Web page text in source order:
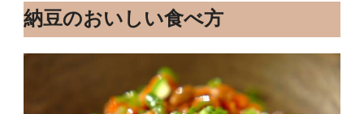
納豆のおいしい食べ方